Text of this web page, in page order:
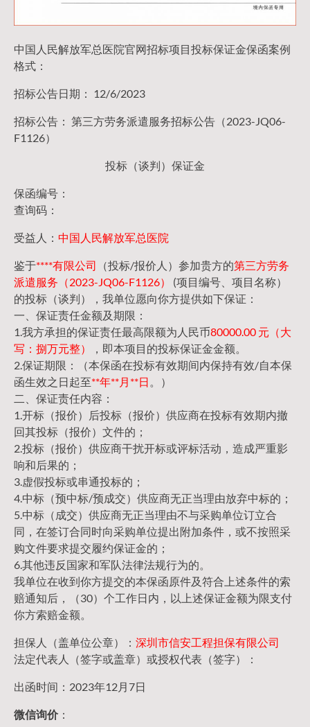
中国人民解放军总医院官网招标项目投标保证金保函案例
格式：
招标公告日期： 12/6/2023
招标公告： 第三方劳务派遣服务招标公告（2023-JQ06-
F1126）
投标（谈判）保证金
保函编号：
查询码：
受益人： 中国人民解放军总医院
鉴于****有限公司 （投标/报价人）参加贵方的第三方劳务
派遣服务（2023-JQ06-F1126）
(项目编号、项目名称）
的投标（谈判），我单位愿向你方提供如下保证：
一、保证责任金额及期限：
1.我方承担的保证责任最高限额为人民币80000.00 元（大
写：捌万元整）
，即本项目的投标保证金金额。
2.保证期限：（本保函在投标有效期间内保持有效/自本保
函生效之日起至**年**月**日 。）
二、保证责任内容：
1.开标（报价）后投标（报价）供应商在投标有效期内撤
回其投标（报价）文件的；
2.投标（报价）供应商干扰开标或评标活动，造成严重影
响和后果的；
3.虚假投标或串通投标的；
4.中标（预中标/预成交）供应商无正当理由放弃中标的；
5.中标（成交）供应商无正当理由不与采购单位订立合
同，在签订合同时向采购单位提出附加条件，或不按照采
购文件要求提交履约保证金的；
6.其他违反国家和军队法律法规行为的。
我单位在收到你方提交的本保函原件及符合上述条件的索
赔通知后，（30）个工作日内，以上述保证金额为限支付
你方索赔金额。
担保人（盖单位公章）： 深圳市信安工程担保有限公司
法定代表人（签字或盖章）或授权代表（签字）：
出函时间：2023年12月7日
微信询价：